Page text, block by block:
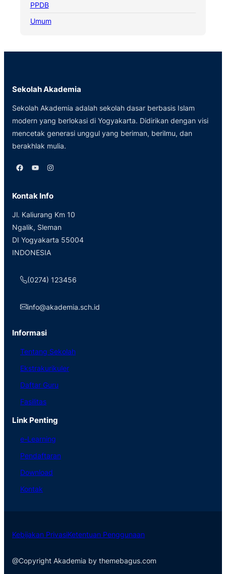
PPDB
Umum
Sekolah Akademia
Sekolah Akademia adalah sekolah dasar berbasis Islam
modern yang berlokasi di Yogyakarta. Didirikan dengan visi
mencetak generasi unggul yang beriman, berilmu, dan
berakhlak mulia.
Facebook YouTube Instagram
Kontak Info
Jl. Kaliurang Km 10
Ngalik, Sleman
DI Yogyakarta 55004
INDONESIA
(0274) 123456
info@akademia.sch.id
Informasi
Tentang Sekolah
Ekstrakurikuler
Daftar Guru
Fasilitas
Link Penting
e-Learning
Pendaftaran
Download
Kontak
@Copyright Akademia by themebagus.com
Kebijakan PrivasiKetentuan Penggunaan